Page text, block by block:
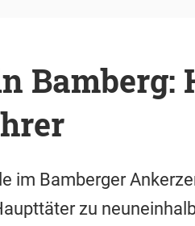
Bamberg:
im Bamberger
zu